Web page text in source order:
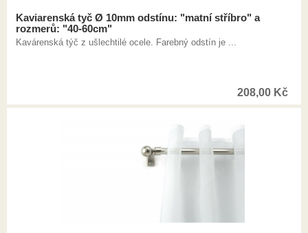
Kaviarenská tyč Ø 10mm odstínu: "matní stříbro" a
rozmerů: "40-60cm"
Kavárenská týč z ušlechtilé ocele. Farebný odstín je ...
208,00 Kč